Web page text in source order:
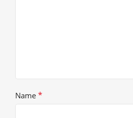
Name *